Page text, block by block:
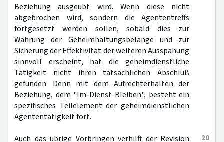
Beziehung ausgeübt wird. Wenn diese nicht
abgebrochen wird, sondern die Agententreffs
fortgesetzt werden sollen, sobald dies zur
Wahrung der Geheimhaltungsbelange und zur
Sicherung der Effektivität der weiteren Ausspähung
sinnvoll erscheint, hat die geheimdienstliche
Tätigkeit nicht ihren tatsächlichen Abschluß
gefunden. Denn mit dem Aufrechterhalten der
Beziehung, dem "Im-Dienst-Bleiben", besteht ein
spezifisches Teilelement der geheimdienstlichen
Agententätigkeit fort.
20
Auch das übrige Vorbringen verhilft der Revision